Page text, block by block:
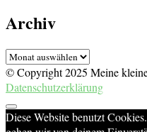
Archiv
Archiv
© Copyright 2025 Meine
Datenschutzerklärung
Diese Website benutzt